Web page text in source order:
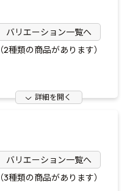
バリエーション一覧へ
（2種類の商品があります）
詳細を開く
バリエーション一覧へ
（3種類の商品があります）